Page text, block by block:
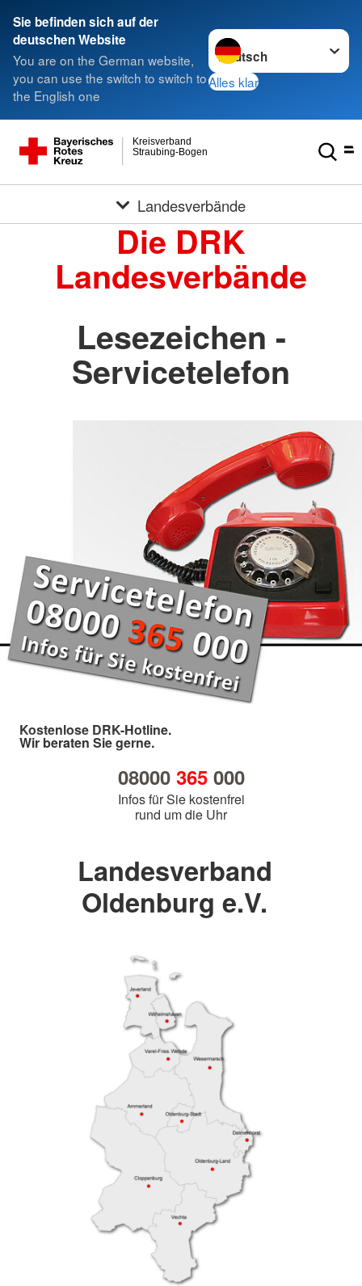
Sie befinden sich auf der
deutschen Website
You are on the German website,
you can use the switch to switch to
the English one
Sprache wechseln zu
Alles klar
Straubing-Bogen
Kreisverband
Landesverbände
Die DRK
Landesverbände
Lesezeichen -
Servicetelefon
Kostenlose DRK-Hotline.
Wir beraten Sie gerne.
08000 365000
Infos für Sie kostenfrei
rund um die Uhr
Landesverband
Oldenburg e.V.